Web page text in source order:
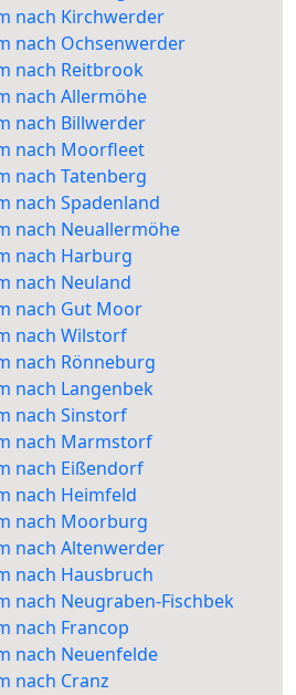
nach Kirchwerder
nach Ochsenwerder
nach Reitbrook
nach Allermöhe
nach Billwerder
nach Moorfleet
nach Tatenberg
nach Spadenland
nach Neuallermöhe
nach Harburg
nach Neuland
nach Gut Moor
nach Wilstorf
nach Rönneburg
nach Langenbek
nach Sinstorf
nach Marmstorf
nach Eißendorf
nach Heimfeld
nach Moorburg
nach Altenwerder
nach Hausbruch
nach Neugraben-Fischbek
nach Francop
nach Neuenfelde
nach Cranz